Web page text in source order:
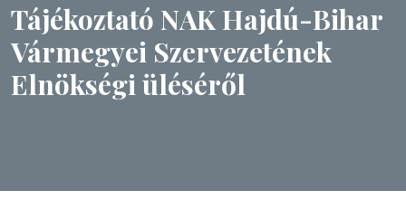
Tájékoztató NAK Hajdú-Bihar
Vármegyei Szervezetének
Elnökségi üléséről